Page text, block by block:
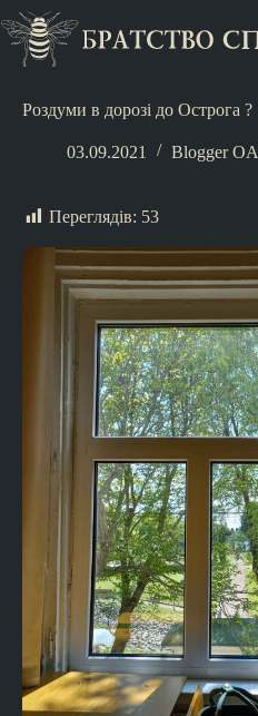
Роздуми в дорозі до Острога ?
03.09.2021 Blogger OA
Переглядів: 53